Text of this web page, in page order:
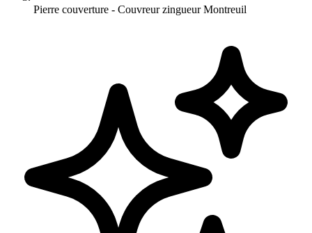
Pierre couverture - Couvreur zingueur Montreuil